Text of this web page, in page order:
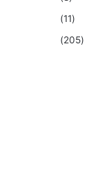
(11)
(205)